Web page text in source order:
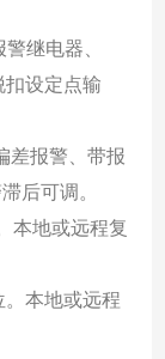
继电器、
设定点输
差报警、带报
后可调。
本地或远程复
。本地或远程